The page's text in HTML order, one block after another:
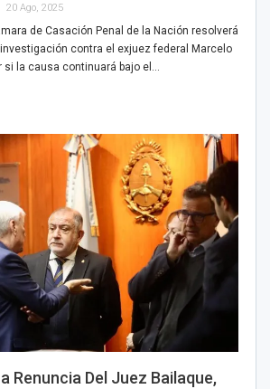
20 Ago, 2025
de Casación Penal de la Nación resolverá
contra el exjuez federal Marcelo
la causa continuará bajo el…
Renuncia Del Juez Bailaque,